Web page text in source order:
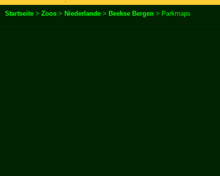
Startseite > Zoos > Niederlande > Beekse Bergen > Parkmaps